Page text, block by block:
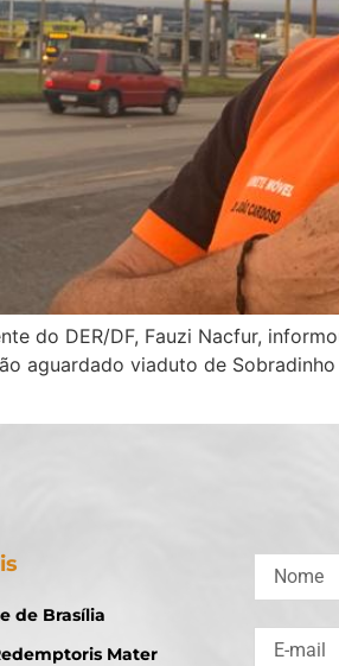
do DER/DF, Fauzi Nacfur,
aguardado viaduto de
de Brasília
Mater